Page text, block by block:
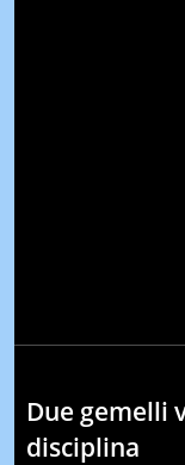
Due gemelli
disciplina